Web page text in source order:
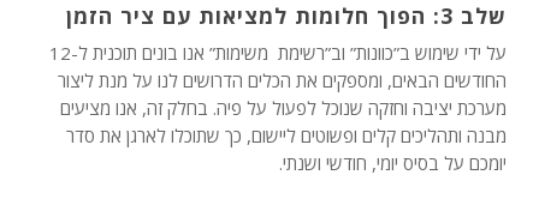
שלב 3: הפוך חלומות למציאות עם ציר הזמן
על ידי שימוש ב”כוונות” וב”רשימת משימות” אנו בונים תוכנית ל-12
החודשים הבאים, ומספקים את הכלים הדרושים לנו על מנת ליצור
מערכת יציבה וחזקה שנוכל לפעול על פיה. בחלק זה, אנו מציעים
מבנה ותהליכים קלים ופשוטים ליישום, כך שתוכלו לארגן את סדר
יומכם על בסיס יומי, חודשי ושנתי.